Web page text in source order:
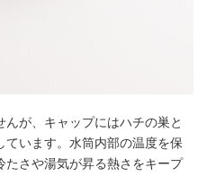
が、キャップにはハチの巣と
います。水筒内部の温度を保
さや湯気が昇る熱さをキープ